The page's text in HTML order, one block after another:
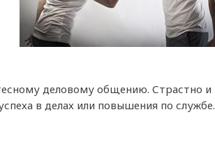
деловому общению. Страстно и
в делах или повышения по службе.